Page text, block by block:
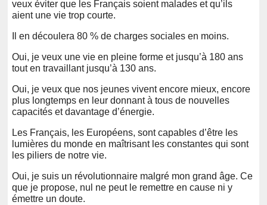
veux éviter que les Français soient malades et qu’ils
aient une vie trop courte.
Il en découlera 80 % de charges sociales en moins.
Oui, je veux une vie en pleine forme et jusqu’à 180 ans
tout en travaillant jusqu’à 130 ans.
Oui, je veux que nos jeunes vivent encore mieux, encore
plus longtemps en leur donnant à tous de nouvelles
capacités et davantage d’énergie.
Les Français, les Européens, sont capables d’être les
lumières du monde en maîtrisant les constantes qui sont
les piliers de notre vie.
Oui, je suis un révolutionnaire malgré mon grand âge. Ce
que je propose, nul ne peut le remettre en cause ni y
émettre un doute.